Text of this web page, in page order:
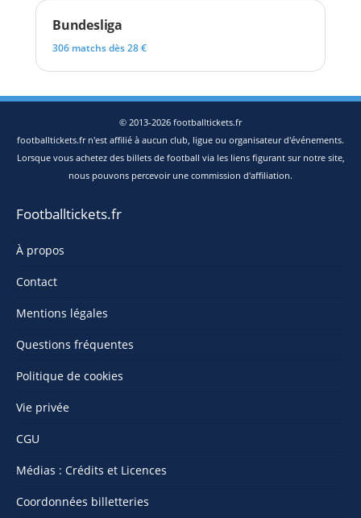
Bundesliga
306 matchs dès 28 €
© 2013-2026 footballtickets.fr
footballtickets.fr n'est affilié à aucun club, ligue ou organisateur d'événements.
Lorsque vous achetez des billets de football via les liens figurant sur notre site,
nous pouvons percevoir une commission d'affiliation.
Footballtickets.fr
À propos
Contact
Mentions légales
Questions fréquentes
Politique de cookies
Vie privée
CGU
Médias : Crédits et Licences
Coordonnées billetteries